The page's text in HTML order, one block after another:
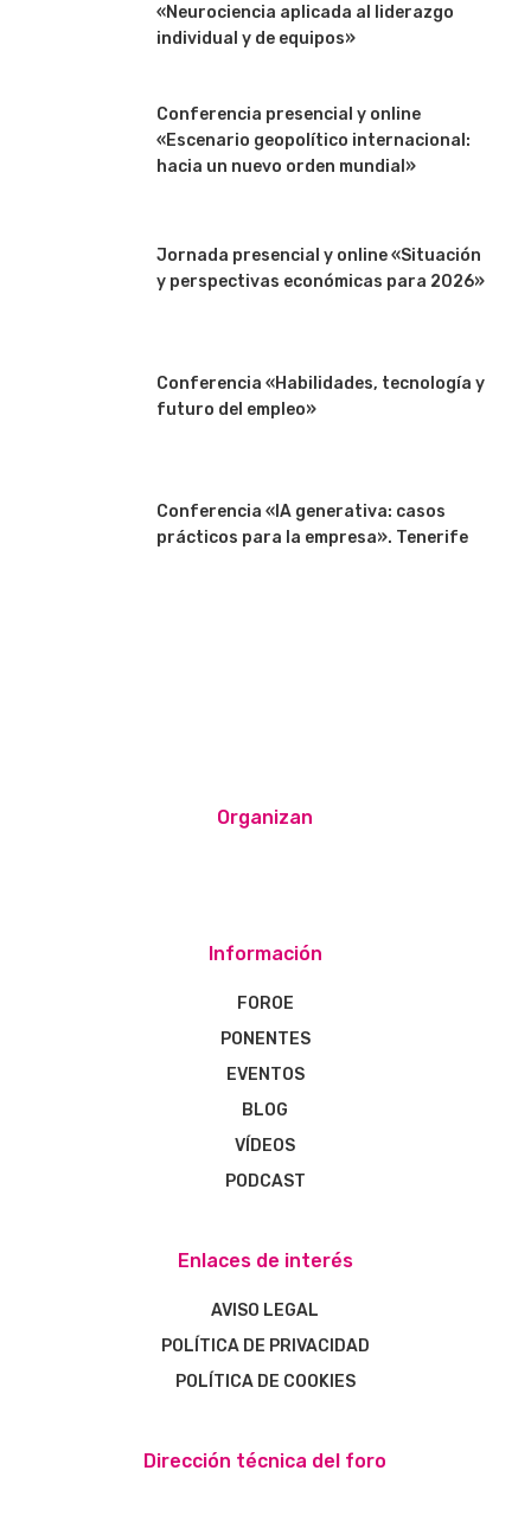
«Neurociencia aplicada al liderazgo
individual y de equipos»
Conferencia presencial y online
«Escenario geopolítico internacional:
hacia un nuevo orden mundial»
Jornada presencial y online «Situación
y perspectivas económicas para 2026»
Conferencia «Habilidades, tecnología y
futuro del empleo»
Conferencia «IA generativa: casos
prácticos para la empresa». Tenerife
Organizan
Información
FOROE
PONENTES
EVENTOS
BLOG
VÍDEOS
PODCAST
Enlaces de interés
AVISO LEGAL
POLÍTICA DE PRIVACIDAD
POLÍTICA DE COOKIES
Dirección técnica del foro